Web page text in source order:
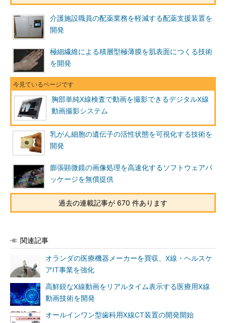
介護施設職員の配薬業務を軽減する配薬支援装置を
開発
極細繊維による積層型極薄膜を肌表面につくる技術
を開発
胸部単純X線検査で動画を撮影できるデジタルX線
動画撮影システム
乳がん細胞の遺伝子の活性状態を可視化する技術を
開発
膨張顕微鏡の画像処理を高速化するソフトウェアパ
ッケージを無償提供
過去の連載記事が 670 件あります
関連記事
オランダの医療機器メーカーを買収、X線・ヘルスケ
アIT事業を強化
高鮮鋭なX線動画をリアルタイム表示する医療用X線
動画技術を開発
オールインワン型歯科用X線CT装置の開発開始